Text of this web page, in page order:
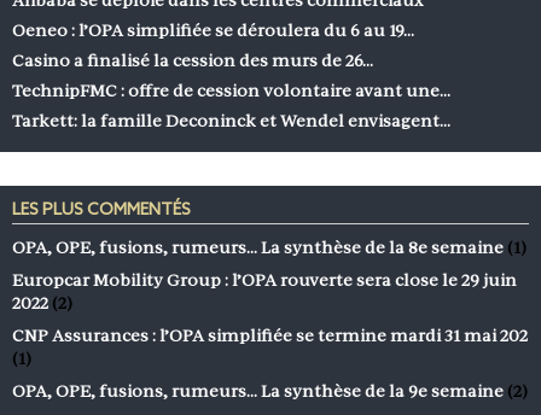
Oeneo : l’OPA simplifiée se déroulera du 6 au 19…
Casino a finalisé la cession des murs de 26…
TechnipFMC : offre de cession volontaire avant une…
Tarkett: la famille Deconinck et Wendel envisagent…
LES PLUS COMMENTÉS
OPA, OPE, fusions, rumeurs… La synthèse de la 8e semaine (1)
Europcar Mobility Group : l’OPA rouverte sera close le 29 juin
2022 (2)
CNP Assurances : l’OPA simplifiée se termine mardi 31 mai 202
(1)
OPA, OPE, fusions, rumeurs… La synthèse de la 9e semaine (2)